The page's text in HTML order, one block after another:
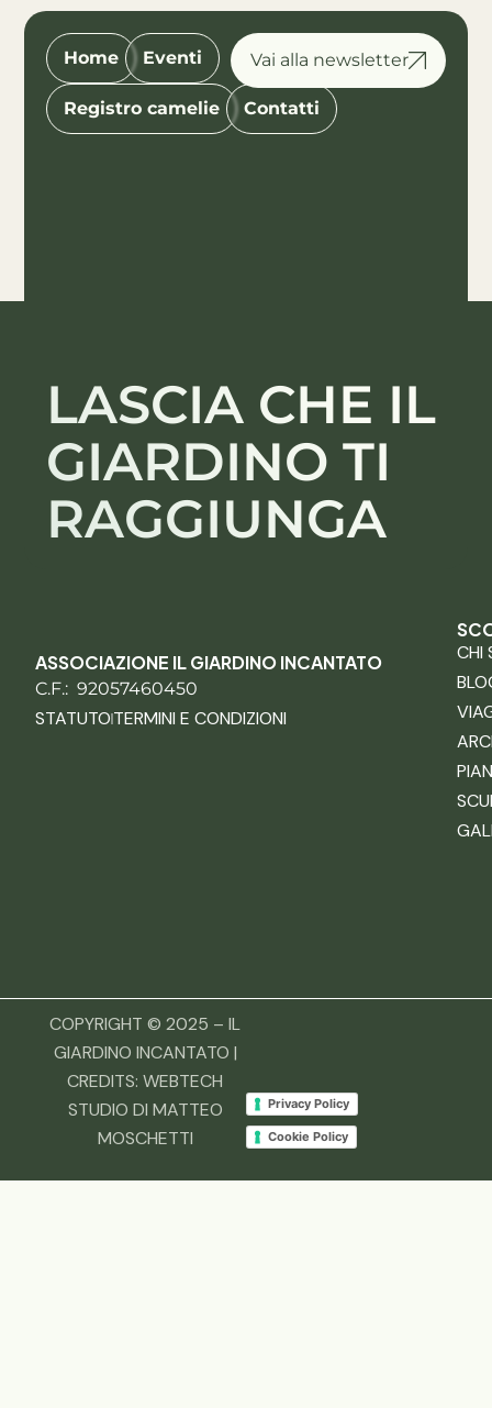
Home Eventi
Registro camelie Contatti
LASCIA CHE IL
GIARDINO TI
RAGGIUNGA
ASSOCIAZIONE IL GIARDINO INCANTATO
C.F.: 92057460450
STATUTOTERMINI E CONDIZIONI
CHI
COPYRIGHT © 2025 – IL
GIARDINO INCANTATO |
CREDITS: WEBTECH
STUDIO DI MATTEO
MOSCHETTI
Privacy Policy
Cookie Policy